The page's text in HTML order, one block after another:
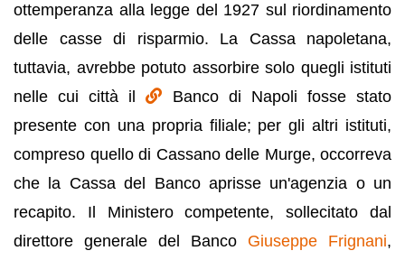
ottemperanza alla legge del 1927 sul riordinamento
delle casse di risparmio. La Cassa napoletana,
tuttavia, avrebbe potuto assorbire solo quegli istituti
nelle cui città il
Banco di Napoli fosse stato
presente con una propria filiale; per gli altri istituti,
compreso quello di Cassano delle Murge, occorreva
che la Cassa del Banco aprisse un'agenzia o un
recapito. Il Ministero competente, sollecitato dal
direttore generale del Banco Giuseppe Frignani,